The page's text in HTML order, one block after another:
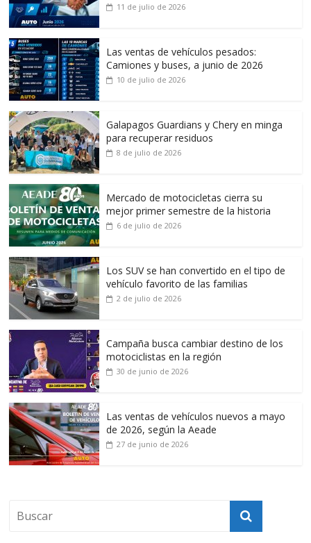
11 de julio de 2026
Las ventas de vehículos pesados:
Camiones y buses, a junio de 2026
10 de julio de 2026
Galapagos Guardians y Chery en minga
para recuperar residuos
8 de julio de 2026
Mercado de motocicletas cierra su
mejor primer semestre de la historia
6 de julio de 2026
Los SUV se han convertido en el tipo de
vehículo favorito de las familias
2 de julio de 2026
Campaña busca cambiar destino de los
motociclistas en la región
30 de junio de 2026
Las ventas de vehículos nuevos a mayo
de 2026, según la Aeade
27 de junio de 2026